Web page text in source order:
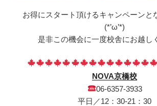
お得にスタート頂けるキャンペーンと
(*’ω’*)
是非この機会に一度校舎にお越し
NOVA京橋校
06-6357-3933
平日／12：30-21：30